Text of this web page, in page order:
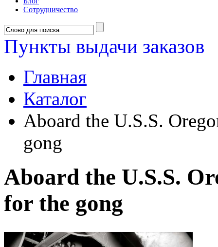
Сотрудничество
Пункты выдачи заказов
Главная
Каталог
Aboard the U.S.S.
gong
Aboard the U.S.S.
for the gong